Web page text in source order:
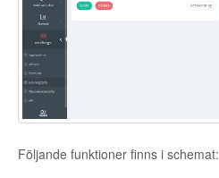
Följande funktioner finns i schemat: